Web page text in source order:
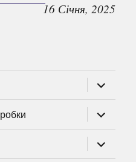
16 Січня, 2025
підменю
підменю
підменю